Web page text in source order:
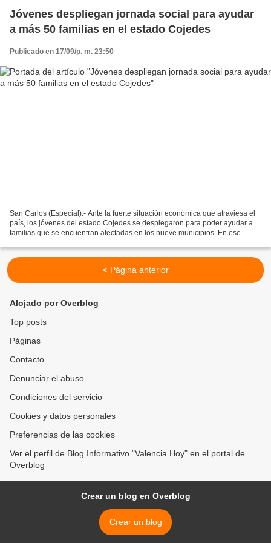
Jóvenes despliegan jornada social para ayudar
a más 50 familias en el estado Cojedes
Publicado en 17/09/p. m. 23:50
San Carlos (Especial).- Ante la fuerte situación económica que atraviesa el
país, los jóvenes del estado Cojedes se desplegaron para poder ayudar a
familias que se encuentran afectadas en los nueve municipios. En ese
< Página anterior
Alojado por Overblog
Top posts
Páginas
Contacto
Denunciar el abuso
Condiciones del servicio
Cookies y datos personales
Preferencias de las cookies
Ver el perfil de Blog Informativo "Valencia Hoy" en el portal de
Overblog
Crear un blog en Overblog
Crear un blog